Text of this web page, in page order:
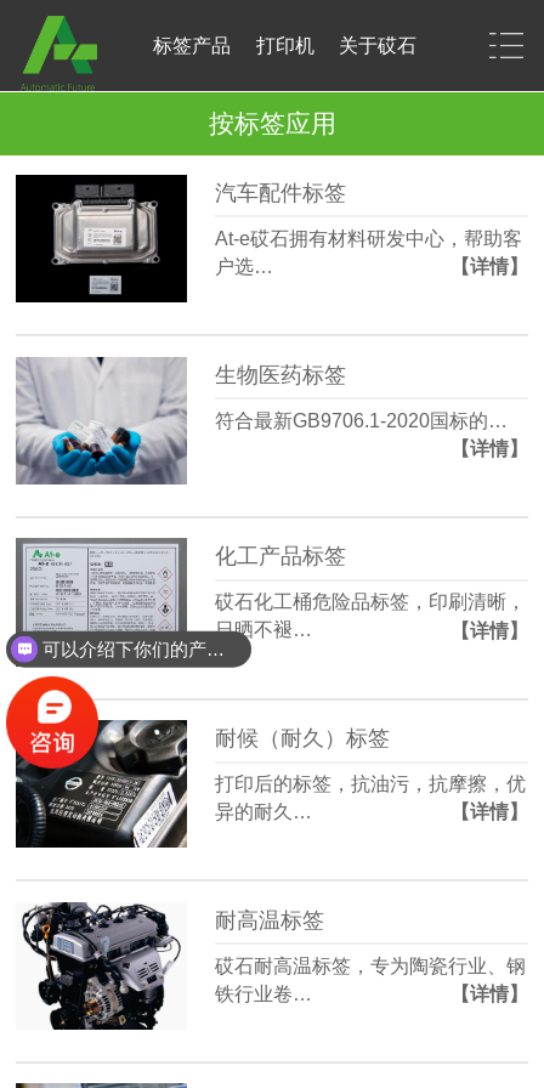
标签产品 打印机 关于砹石
按标签应用
汽车配件标签
At-e砹石拥有材料研发中心，帮助客
户选…
【详情】
生物医药标签
符合最新GB9706.1-2020国标的…
【详情】
化工产品标签
砹石化工桶危险品标签，印刷清晰，
日晒不褪…
【详情】
耐候（耐久）标签
打印后的标签，抗油污，抗摩擦，优
异的耐久…
【详情】
耐高温标签
砹石耐高温标签，专为陶瓷行业、钢
铁行业卷…
【详情】
可以介绍下你们的产品么？